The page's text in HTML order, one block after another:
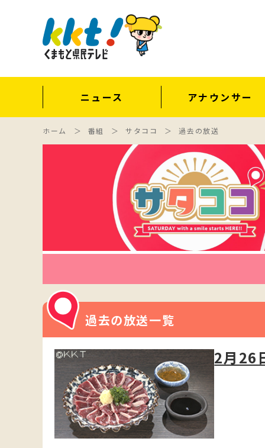
ニュース アナウンサー
ホーム 番組 サタココ 過去の放送
過去の放送一覧
2月26